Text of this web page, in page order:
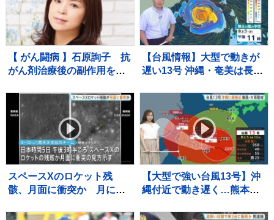
【 がん闘病 】石原詢子 抗
がん剤治療後の副作用を吐
ては来てます」
【台風情報】大型で動きが
遅い13号 沖縄・奄美は長引
戒 お盆休みは台風15号が
東・北日本に接近・上陸か
【7日これからの天気】
スペースXのロケット残
骸、月面に衝突か 月に探
えたロケットの一部が宇宙
【大型で強い台風13号】沖
縄付近で動き遅く…熊本で
らに台風15号が来週火曜～